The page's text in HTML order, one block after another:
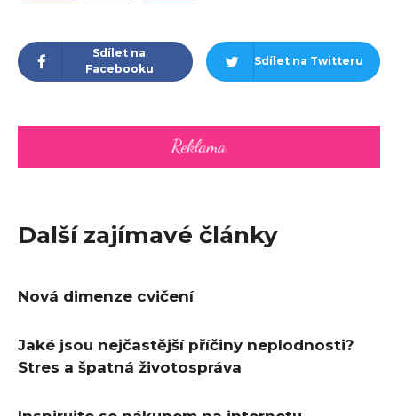
Sdílet na
Facebooku
Sdílet na Twitteru
Další zajímavé články
Nová dimenze cvičení
Jaké jsou nejčastější příčiny neplodnosti?
Stres a špatná životospráva